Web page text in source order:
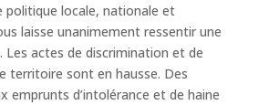
politique locale, nationale et
laisse unanimement ressentir une
Les actes de discrimination et de
territoire sont en hausse. Des
emprunts d’intolérance et de haine